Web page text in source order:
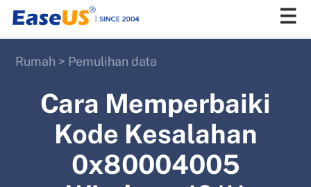
Rumah > Pemulihan data
Cara Memperbaiki
Kode Kesalahan
0x80004005